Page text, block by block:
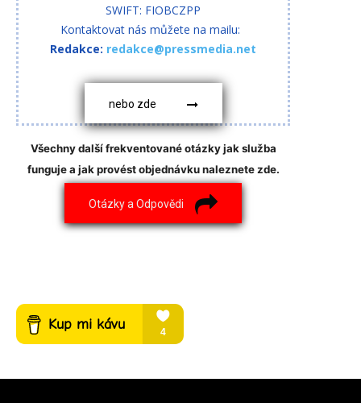
SWIFT: FIOBCZPP
Kontaktovat nás můžete na mailu:
Redakce: redakce@pressmedia.net
nebo zde
Všechny další frekventované otázky jak služba
funguje a jak provést objednávku naleznete zde.
Otázky a Odpovědi